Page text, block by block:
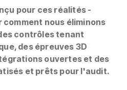
pour ces réalités -
comment nous éliminons
contrôles tenant
des épreuves 3D
ouvertes et des
et prêts pour l'audit.